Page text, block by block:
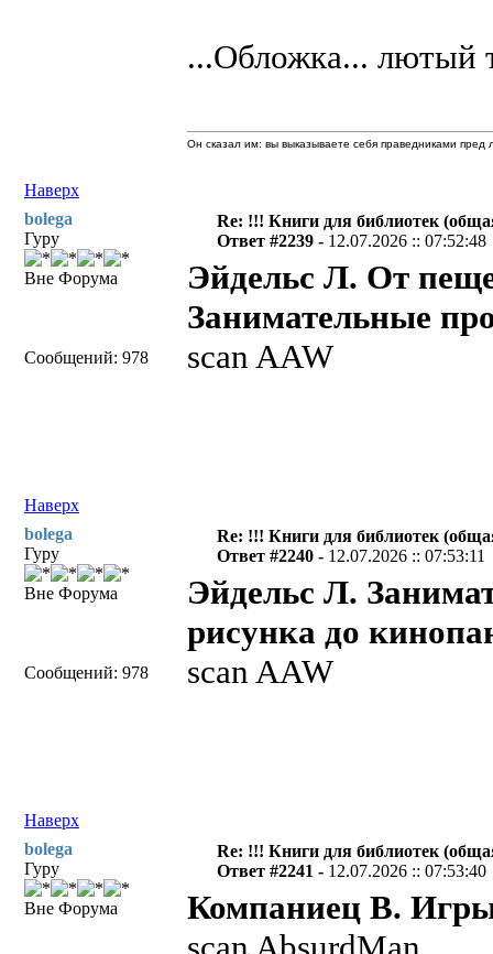
...Обложка... лютый
Наверх
Он сказал им: вы выказываете себя праведниками
bolega
Гуру
Вне Форума
Сообщений: 978
Re: !!! Книги для библиотек
Ответ #2239 - 12.07.2026 :: 07:52:48
Эйдельс Л. От
Занимательные
scan AAW
Наверх
bolega
Гуру
Вне Форума
Сообщений: 978
Re: !!! Книги для библиотек
Ответ #2240 - 12.07.2026 :: 07:53:11
Эйдельс Л.
рисунка до
scan AAW
Наверх
bolega
Гуру
Вне Форума
Re: !!! Книги для библиотек
Ответ #2241 - 12.07.2026 :: 07:53:40
Компаниец В. Игры